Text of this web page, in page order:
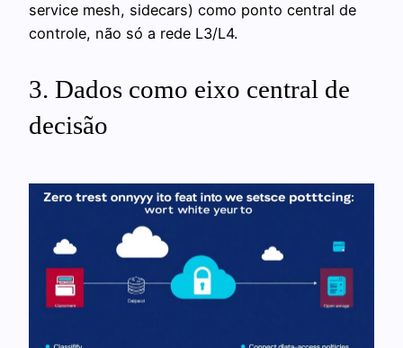
service mesh, sidecars) como ponto central de
controle, não só a rede L3/L4.
3. Dados como eixo central de
decisão